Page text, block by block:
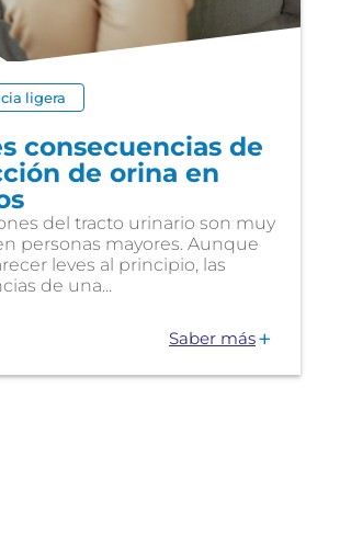
ligera
consecuencias de
de orina en
del tracto urinario son muy
personas mayores. Aunque
leves al principio, las
de una...
Saber más